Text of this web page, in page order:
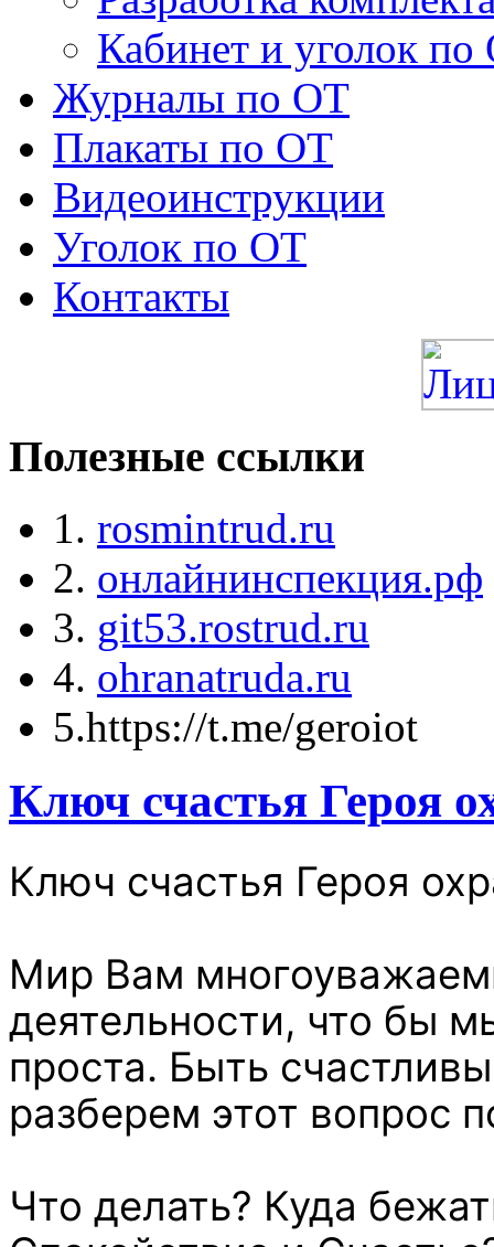
Кабинет и уголок
Журналы по ОТ
Плакаты по ОТ
Видеоинструкции
Уголок по ОТ
Контакты
Полезные ссылки
1. rosmintrud.ru
2. онлайнинспекция.рф
3. git53.rostrud.ru
4. ohranatruda.ru
5.https://t.me/geroiot
Ключ счастья Героя
Ключ счастья Героя
Мир Вам
деятельности, что бы
проста. Быть
разберем этот вопрос
Что делать? Куда